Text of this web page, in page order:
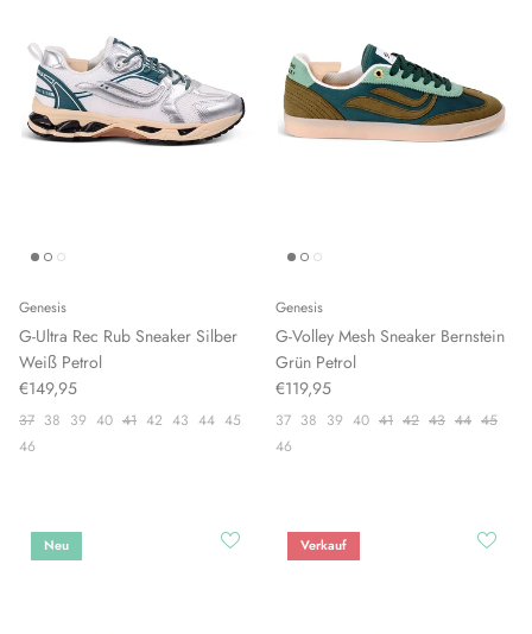
Genesis
G-Ultra Rec Rub Sneaker Silber
Weiß Petrol
€149,95
37 38 39 40 41 42 43 44 45
46
Genesis
G-Volley Mesh Sneaker Bernstein
Grün Petrol
€119,95
37 38 39 40 41 42 43 44 45
46
Neu Verkauf